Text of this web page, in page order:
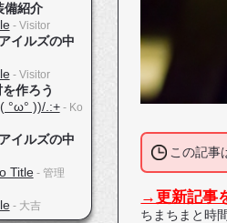
この記事
→更新記事
ちまちまと時
備紹介
- Visitor
イルズの中
- Visitor
作ろう
°ω° ))/.:+- Ko
イルズの中
Title- 管理
- 大吉